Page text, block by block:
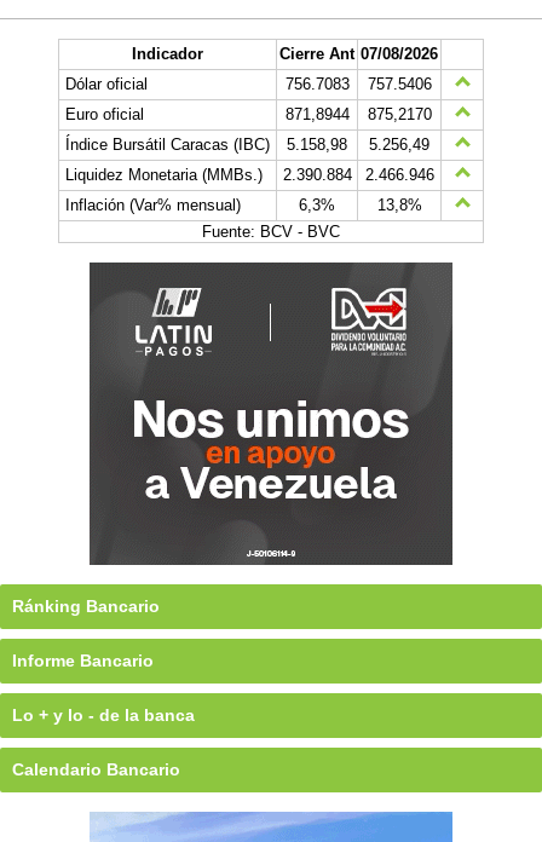
Indicador Cierre Ant 07/08/2026
Dólar oficial
756.7083
757.5406
Euro oficial
871,8944
875,2170
Índice Bursátil Caracas (IBC)
5.158,98
5.256,49
Liquidez Monetaria (MMBs.)
2.390.884
2.466.946
Inflación (Var% mensual)
6,3%
13,8%
Fuente: BCV - BVC
Ránking Bancario
Informe Bancario
Lo + y lo - de la banca
Calendario Bancario